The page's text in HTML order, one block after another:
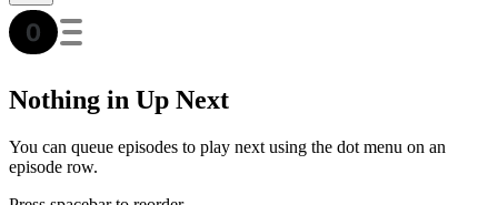
Nothing in Up Next
You can queue episodes to play next using the dot menu on an
episode row.